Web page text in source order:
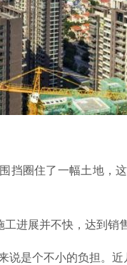
挡圈住了一幅土地，
进展并不快，达到销
说是个不小的负担。